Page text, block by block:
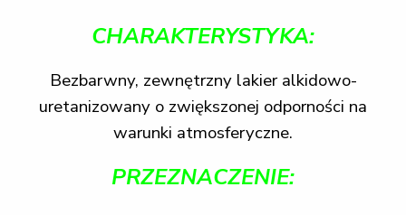
CHARAKTERYSTYKA:
Bezbarwny, zewnętrzny lakier alkidowo-
uretanizowany o zwiększonej odporności na
warunki atmosferyczne.
PRZEZNACZENIE: